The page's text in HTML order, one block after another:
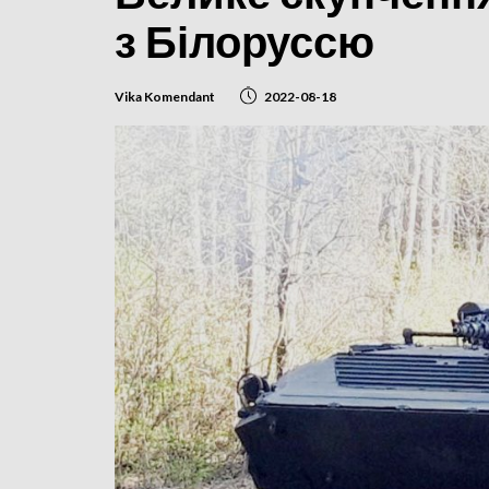
з Білоруссю
Vika Komendant 2022-08-18